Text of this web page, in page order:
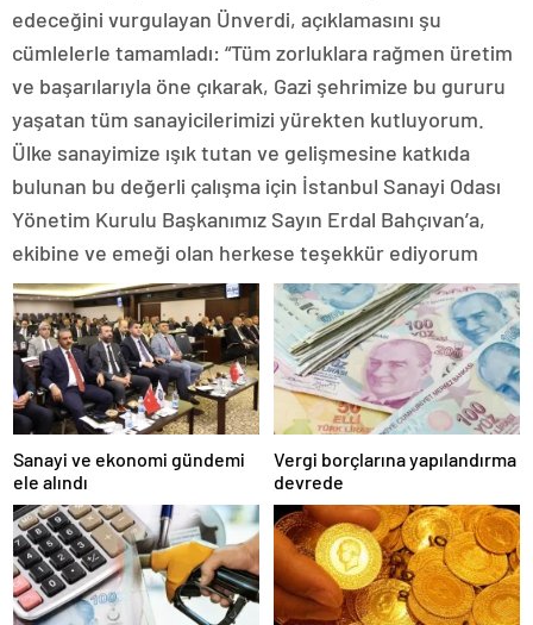
edeceğini vurgulayan Ünverdi, açıklamasını şu
cümlelerle tamamladı: “Tüm zorluklara rağmen üretim
ve başarılarıyla öne çıkarak, Gazi şehrimize bu gururu
yaşatan tüm sanayicilerimizi yürekten kutluyorum.
Ülke sanayimize ışık tutan ve gelişmesine katkıda
bulunan bu değerli çalışma için İstanbul Sanayi Odası
Yönetim Kurulu Başkanımız Sayın Erdal Bahçıvan’a,
ekibine ve emeği olan herkese teşekkür ediyorum
Sanayi ve ekonomi gündemi
ele alındı
Vergi borçlarına yapılandırma
devrede